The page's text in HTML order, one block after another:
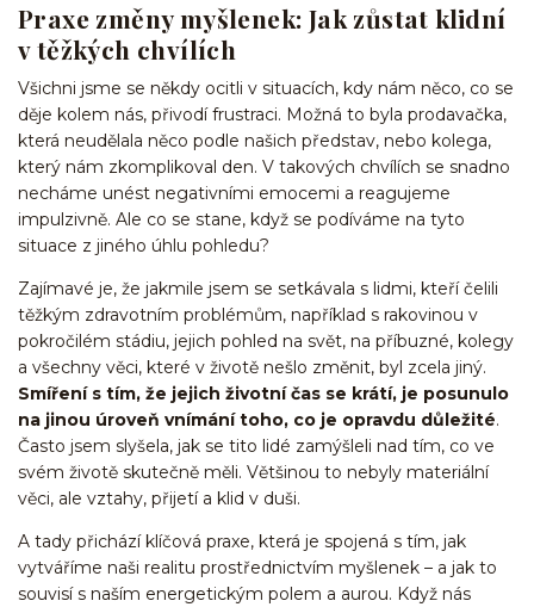
Praxe změny myšlenek: Jak zůstat klidní
v těžkých chvílích
Všichni jsme se někdy ocitli v situacích, kdy nám něco, co se
děje kolem nás, přivodí frustraci. Možná to byla prodavačka,
která neudělala něco podle našich představ, nebo kolega,
který nám zkomplikoval den. V takových chvílích se snadno
necháme unést negativními emocemi a reagujeme
impulzivně. Ale co se stane, když se podíváme na tyto
situace z jiného úhlu pohledu?
Zajímavé je, že jakmile jsem se setkávala s lidmi, kteří čelili
těžkým zdravotním problémům, například s rakovinou v
pokročilém stádiu, jejich pohled na svět, na příbuzné, kolegy
a všechny věci, které v životě nešlo změnit, byl zcela jiný.
Smíření s tím, že jejich životní čas se krátí, je posunulo
na jinou úroveň vnímání toho, co je opravdu důležité.
Často jsem slyšela, jak se tito lidé zamýšleli nad tím, co ve
svém životě skutečně měli. Většinou to nebyly materiální
věci, ale vztahy, přijetí a klid v duši.
A tady přichází klíčová praxe, která je spojená s tím, jak
vytváříme naši realitu prostřednictvím myšlenek – a jak to
souvisí s naším energetickým polem a aurou. Když nás